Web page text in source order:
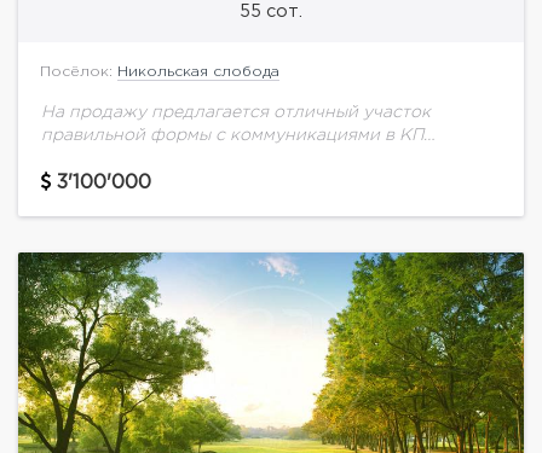
55 сот.
Посёлок: Никольская слобода
На продажу предлагается отличный участок
правильной формы с коммуникациями в КП
из лучших подмосковных поселков. Он расположен
3'100'000